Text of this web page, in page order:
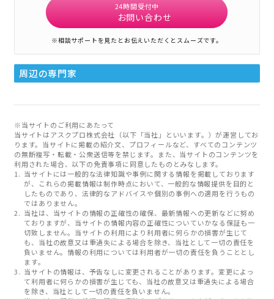
24時間受付中
お問い合わせ
※相談サポートを見たとお伝えいただくとスムーズです。
周辺の専門家
※当サイトのご利用にあたって
当サイトはアスクプロ株式会社（以下「当社」といいます。）が運営してお
ります。当サイトに掲載の紹介文、プロフィールなど、すべてのコンテンツ
の無断複写・転載・公衆送信等を禁じます。また、当サイトのコンテンツを
利用された場合、以下の免責事項に同意したものとみなします。
当サイトには一般的な法律知識や事例に関する情報を掲載しております
が、これらの掲載情報は制作時点において、一般的な情報提供を目的と
したものであり、法律的なアドバイスや個別の事例への適用を行うもの
ではありません。
当社は、当サイトの情報の正確性の確保、最新情報への更新などに努め
ておりますが、当サイトの情報内容の正確性についていかなる保証も一
切致しません。当サイトの利用により利用者に何らかの損害が生じて
も、当社の故意又は重過失による場合を除き、当社として一切の責任を
負いません。情報の利用については利用者が一切の責任を負うこととし
ます。
当サイトの情報は、予告なしに変更されることがあります。変更によっ
て利用者に何らかの損害が生じても、当社の故意又は重過失による場合
を除き、当社として一切の責任を負いません。